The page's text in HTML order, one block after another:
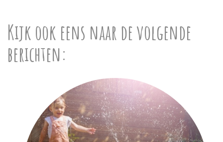
Kijk ook eens naar de volgende
berichten: